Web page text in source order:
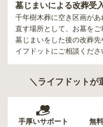
墓じまいによる改葬受
千年樹木葬に空き区画が
直す場所として、お墓をご
墓じまいをした後の改葬
イフドットにご相談くださ
＼ライフドットが
手厚いサポート 無